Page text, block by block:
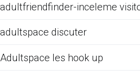
adultfriendfinder-inceleme
adultspace discuter
Adultspace les hook up